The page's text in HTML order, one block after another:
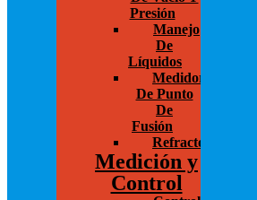
Presión
Manejo
De
Líquidos
Medidores
De Punto
De
Fusión
Refractómetro
Medición y
Control